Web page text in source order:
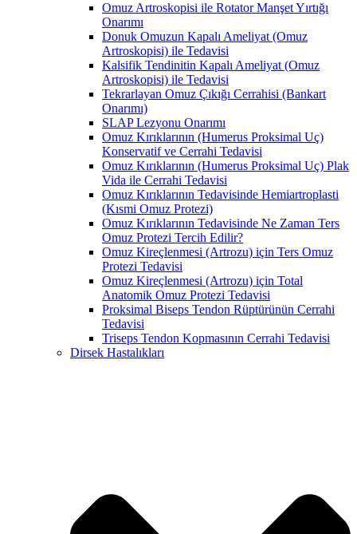
Omuz Artroskopisi ile Rotator Manşet Yırtığı
Onarımı
Donuk Omuzun Kapalı Ameliyat (Omuz
Artroskopisi) ile Tedavisi
Kalsifik Tendinitin Kapalı Ameliyat (Omuz
Artroskopisi) ile Tedavisi
Tekrarlayan Omuz Çıkığı Cerrahisi (Bankart
Onarımı)
SLAP Lezyonu Onarımı
Omuz Kırıklarının (Humerus Proksimal Uç)
Konservatif ve Cerrahi Tedavisi
Omuz Kırıklarının (Humerus Proksimal Uç) Plak
Vida ile Cerrahi Tedavisi
Omuz Kırıklarının Tedavisinde Hemiartroplasti
(Kısmi Omuz Protezi)
Omuz Kırıklarının Tedavisinde Ne Zaman Ters
Omuz Protezi Tercih Edilir?
Omuz Kireçlenmesi (Artrozu) için Ters Omuz
Protezi Tedavisi
Omuz Kireçlenmesi (Artrozu) için Total
Anatomik Omuz Protezi Tedavisi
Proksimal Biseps Tendon Rüptürünün Cerrahi
Tedavisi
Triseps Tendon Kopmasının Cerrahi Tedavisi
Dirsek Hastalıkları